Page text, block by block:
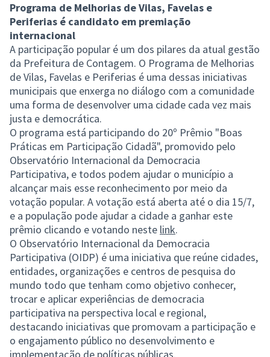
Programa de Melhorias de Vilas, Favelas e
Periferias é candidato em premiação
internacional
A participação popular é um dos pilares da atual gestão
da Prefeitura de Contagem. O Programa de Melhorias
de Vilas, Favelas e Periferias é uma dessas iniciativas
municipais que enxerga no diálogo com a comunidade
uma forma de desenvolver uma cidade cada vez mais
justa e democrática.
O programa está participando do 20º Prêmio "Boas
Práticas em Participação Cidadã", promovido pelo
Observatório Internacional da Democracia
Participativa, e todos podem ajudar o município a
alcançar mais esse reconhecimento por meio da
votação popular. A votação está aberta até o dia 15/7,
e a população pode ajudar a cidade a ganhar este
prêmio clicando e votando neste link.
O Observatório Internacional da Democracia
Participativa (OIDP) é uma iniciativa que reúne cidades,
entidades, organizações e centros de pesquisa do
mundo todo que tenham como objetivo conhecer,
trocar e aplicar experiências de democracia
participativa na perspectiva local e regional,
destacando iniciativas que promovam a participação e
o engajamento público no desenvolvimento e